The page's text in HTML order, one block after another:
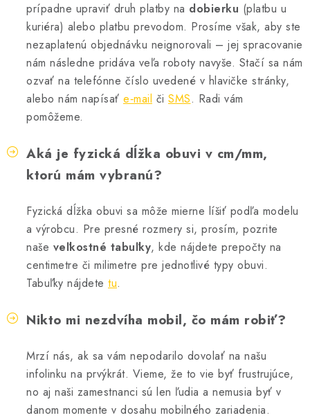
prípadne upraviť druh platby na dobierku (platbu u
kuriéra) alebo platbu prevodom. Prosíme však, aby ste
nezaplatenú objednávku neignorovali – jej spracovanie
nám následne pridáva veľa roboty navyše. Stačí sa nám
ozvať na telefónne číslo uvedené v hlavičke stránky,
alebo nám napísať e‑mail či SMS. Radi vám
pomôžeme.
Aká je fyzická dĺžka obuvi v cm/mm,
ktorú mám vybranú?
Fyzická dĺžka obuvi sa môže mierne líšiť podľa modelu
a výrobcu. Pre presné rozmery si, prosím, pozrite
naše veľkostné tabuľky, kde nájdete prepočty na
centimetre či milimetre pre jednotlivé typy obuvi.
Tabuľky nájdete tu.
Nikto mi nezdvíha mobil, čo mám robiť?
Mrzí nás, ak sa vám nepodarilo dovolať na našu
infolinku na prvýkrát. Vieme, že to vie byť frustrujúce,
no aj naši zamestnanci sú len ľudia a nemusia byť v
danom momente v dosahu mobilného zariadenia.